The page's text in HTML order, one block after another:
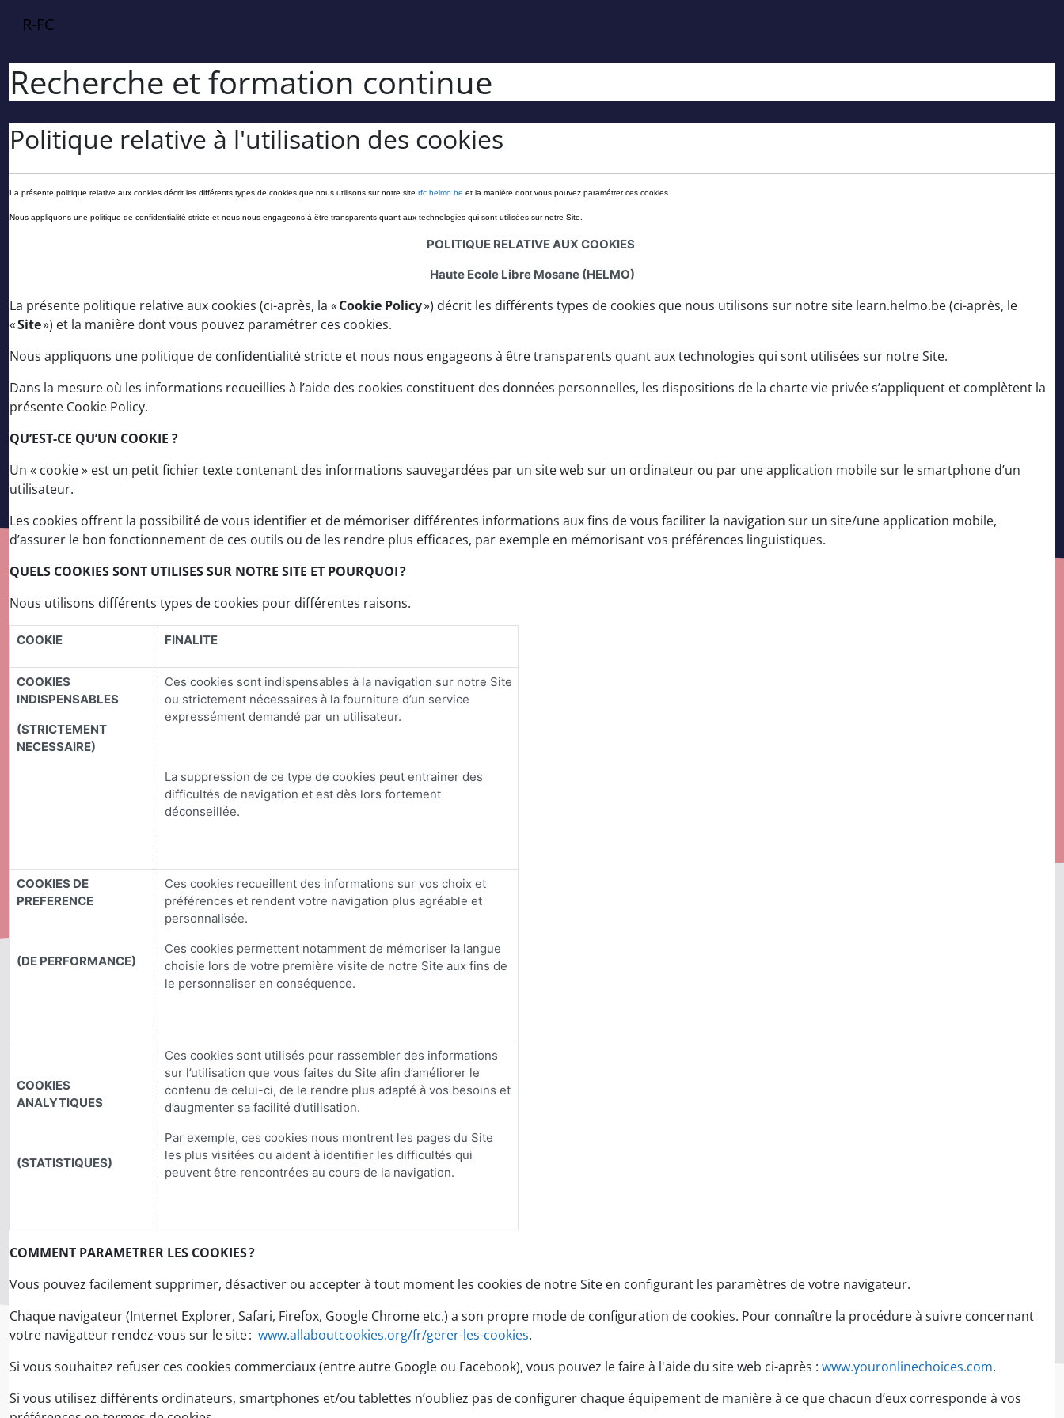
R-FC
Recherche et formation continue
Politique relative à l'utilisation des cookies
La présente politique relative aux cookies décrit les différents types de cookies que nous utilisons sur notre site rfc .helmo.be et la manière dont vous pouvez paramétrer ces cookies.
Nous appliquons une politique de confidentialité stricte et nous nous engageons à être transparents quant aux technologies qui sont utilisées sur notre Site.
POLITIQUE RELATIVE AUX COOKIES
Haute Ecole Libre Mosane(HELMO)
La présente politique relative aux cookies (ci-après, la «Cookie Policy») décrit les différents types de cookies que nous utilisons sur notre site learn.helmo.be (ci-après, le
«Site») et la manière dont vous pouvez paramétrer ces cookies.
Nous appliquons une politique de confidentialité stricte et nous nous engageons à être transparents quant aux technologies qui sont utilisées sur notre Site.
Dans la mesure où les informations recueillies à l’aide des cookies constituent des données personnelles, les dispositions de la charte vie privée s’appliquent et complètent la
présente Cookie Policy.
QU’EST-CE QU’UN COOKIE ?
Un « cookie » est un petit fichier texte contenant des informations sauvegardées par un site web sur un ordinateur ou par une application mobile sur le smartphone d’un
utilisateur.
Les cookies offrent la possibilité de vous identifier et de mémoriser différentes informations aux fins de vous faciliter la navigation sur un site/une application mobile,
d’assurer le bon fonctionnement de ces outils ou de les rendre plus efficaces, par exemple en mémorisant vos préférences linguistiques.
QUELS COOKIES SONT UTILISES SUR NOTRE SITE ET POURQUOI ?
Nous utilisons différents types de cookies pour différentes raisons.
COOKIE FINALITE
COOKIES
INDISPENSABLES
(STRICTEMENT
NECESSAIRE)
Ces cookies sont indispensables à la navigation sur notre Site
ou strictement nécessaires à la fourniture d’un service
expressément demandé par un utilisateur.
La suppression de ce type de cookies peut entrainer des
difficultés de navigation et est dès lors fortement
déconseillée.
COOKIES DE
PREFERENCE
(DE PERFORMANCE)
Ces cookies recueillent des informations sur vos choix et
préférences et rendent votre navigation plus agréable et
personnalisée.
Ces cookies permettent notamment de mémoriser la langue
choisie lors de votre première visite de notre Site aux fins de
le personnaliser en conséquence.
COOKIES
ANALYTIQUES
(STATISTIQUES)
Ces cookies sont utilisés pour rassembler des informations
sur l’utilisation que vous faites du Site afin d’améliorer le
contenu de celui-ci, de le rendre plus adapté à vos besoins et
d’augmenter sa facilité d’utilisation.
Par exemple, ces cookies nous montrent les pages du Site
les plus visitées ou aident à identifier les difficultés qui
peuvent être rencontrées au cours de la navigation.
COMMENT PARAMETRER LES COOKIES ?
Vous pouvez facilement supprimer, désactiver ou accepter à tout moment les cookies de notre Site en configurant les paramètres de votre navigateur.
Chaque navigateur (Internet Explorer, Safari, Firefox, Google Chrome etc.) a son propre mode de configuration de cookies. Pour connaître la procédure à suivre concernant
votre navigateur rendez-vous sur le site : www.allaboutcookies.org/fr/gerer-les-cookies.
Si vous souhaitez refuser ces cookies commerciaux (entre autre Google ou Facebook), vous pouvez le faire à l'aide du site web ci-après : www.youronlinechoices.com.
Si vous utilisez différents ordinateurs, smartphones et/ou tablettes n’oubliez pas de configurer chaque équipement de manière à ce que chacun d’eux corresponde à vos